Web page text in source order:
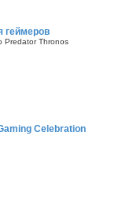
геймеров
Predator Thronos
Celebration